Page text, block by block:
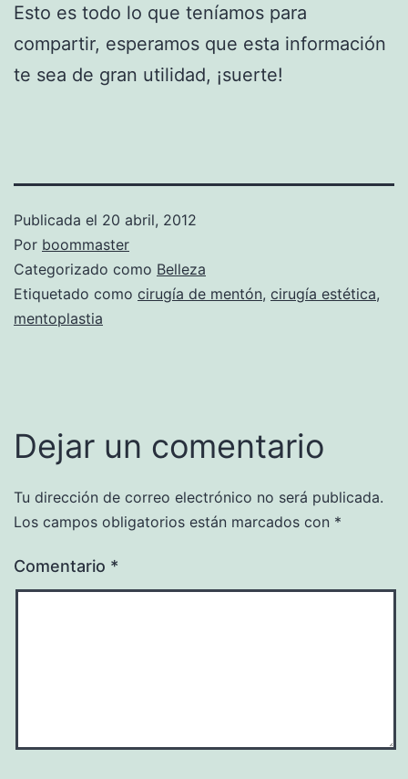
Esto es todo lo que teníamos para
compartir, esperamos que esta información
te sea de gran utilidad, ¡suerte!
Publicada el 20 abril, 2012
Por boommaster
Categorizado como Belleza
Etiquetado como cirugía de mentón, cirugía estética,
mentoplastia
Dejar un comentario
Tu dirección de correo electrónico no será publicada.
Los campos obligatorios están marcados con *
Comentario *